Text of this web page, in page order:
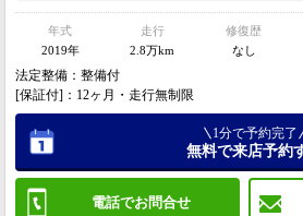
年式
2019年
走行
2.8万km
修復歴
なし
法定整備：整備付
[保証付]：12ヶ月・走行無制限
電話でお問合せ
1分で予約完了
無料で来店予約